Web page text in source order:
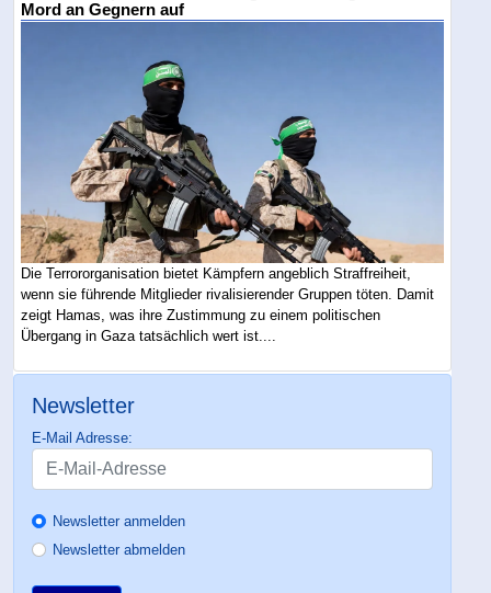
Mord an Gegnern auf
Die Terrororganisation bietet Kämpfern angeblich Straffreiheit,
wenn sie führende Mitglieder rivalisierender Gruppen töten. Damit
zeigt Hamas, was ihre Zustimmung zu einem politischen
Übergang in Gaza tatsächlich wert ist....
Newsletter
E-Mail Adresse:
Newsletter anmelden
Newsletter abmelden